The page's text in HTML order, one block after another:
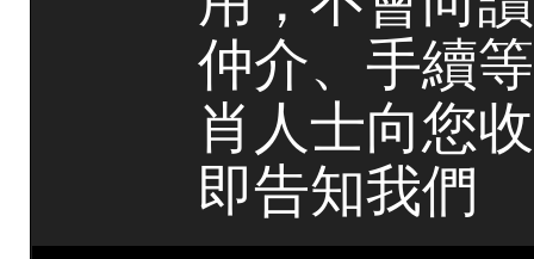
仲介、手續
肖人士向您
即告知我們